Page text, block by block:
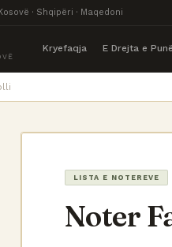
· Shqipëri · Maqedoni
Kryefaqja E Drejta e
LISTA E NOTEREVE
Noter